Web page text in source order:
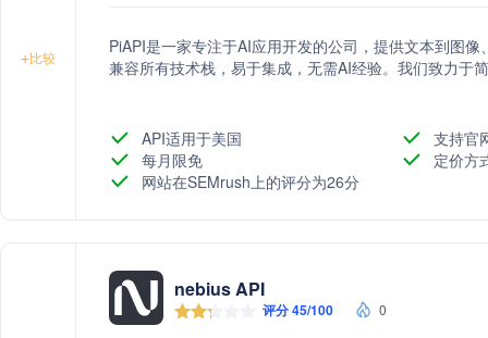
+比较
PiAPI是一家专注于AI应用开发的公司，提供文本到图
兼容所有技术栈，易于集成，无需AI经验。我们致力于
API适用于美国
支持官
每月限免
定价方
网站在SEMrush上的评分为26分
nebius API
评分 45/100 0